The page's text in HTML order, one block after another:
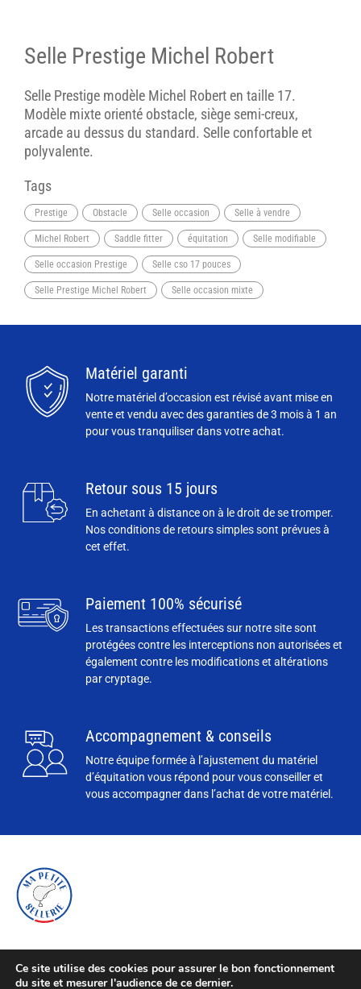
Selle Prestige Michel Robert
Selle Prestige modèle Michel Robert en taille 17.
Modèle mixte orienté obstacle, siège semi-creux,
arcade au dessus du standard. Selle confortable et
polyvalente.
Tags
Prestige Obstacle Selle occasion Selle à vendre
Michel Robert Saddle fitter équitation Selle modifiable
Selle occasion Prestige Selle cso 17 pouces
Selle Prestige Michel Robert Selle occasion mixte
Ce site utilise des cookies pour assurer le bon fonctionnement
du site et mesurer l'audience de ce dernier.
Matériel garanti
Notre matériel d’occasion est révisé avant mise en
vente et vendu avec des garanties de 3 mois à 1 an
pour vous tranquiliser dans votre achat.
Retour sous 15 jours
En achetant à distance on à le droit de se tromper.
Nos conditions de retours simples sont prévues à
cet effet.
Paiement 100% sécurisé
Les transactions effectuées sur notre site sont
protégées contre les interceptions non autorisées et
également contre les modifications et altérations
par cryptage.
Accompagnement & conseils
Notre équipe formée à l’ajustement du matériel
d’équitation vous répond pour vous conseiller et
vous accompagner dans l’achat de votre matériel.